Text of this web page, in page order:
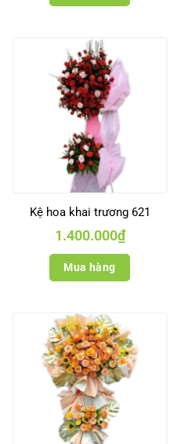
Kệ hoa khai trương 621
1.400.000₫
Mua hàng